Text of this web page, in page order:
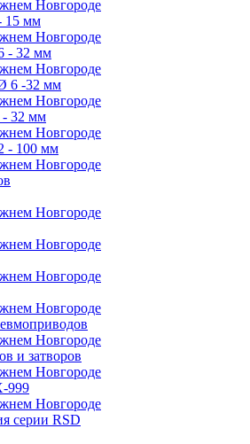
15 мм
- 32 мм
6 -32 мм
32 мм
- 100 мм
и затворов
999
серии RSD